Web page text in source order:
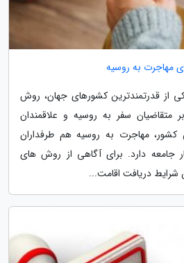
مهاجرت به روسیه
از قدرتمندترین کشورهای جهان، روش
متقاضیان سفر به روسیه و علاقمندان
مهاجرت به روسیه هم طرفداران
جامعه دارد. برای آگاهی از روش های
دریافت اقامت...